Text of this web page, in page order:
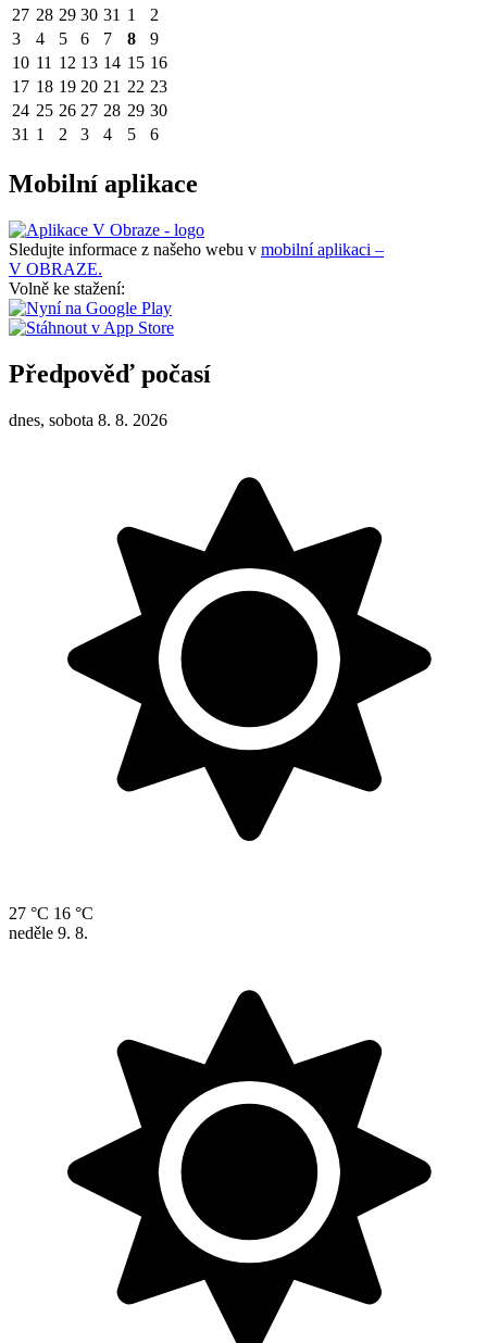
27 28 29 30 31 1
2
3
4 5 6 7 8
9
10 11 12 13 14 15 16
17 18 19 20 21 22 23
24 25 26 27 28 29 30
31 1 2 3 4 5 6
Mobilní aplikace
Sledujte informace z našeho webu v mobilní aplikaci –
V OBRAZE.
Volně ke stažení:
Předpověď počasí
dnes, sobota 8. 8. 2026
27 °C 16 °C
neděle 9. 8.